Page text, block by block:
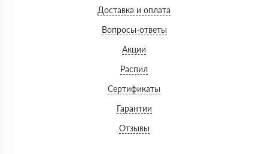
Доставка и оплата
Вопросы-ответы
Акции
Распил
Сертификаты
Гарантии
Отзывы